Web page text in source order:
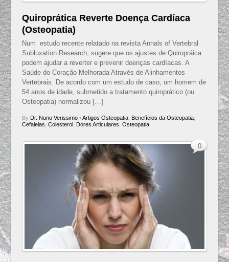
Quiroprática Reverte Doença Cardíaca
(Osteopatia)
Num estudo recente relatado na revista Annals of Vertebral
Subluxation Research, sugere que os ajustes de Quiropráica
podem ajudar a reverter e prevenir doenças cardíacas. A
Saúde do Coração Melhorada Através de Alinhamentos
Vertebrais. De acordo com um estudo de caso, um homem de
54 anos de idade, submetido a tratamento quiroprático (ou
Osteopatia) normalizou […]
By Dr. Nuno Verissimo• Artigos Osteopatia, Benefícios da Osteopatia,
Cefaleias Colesterol, Dores Articulares Osteopatia
0